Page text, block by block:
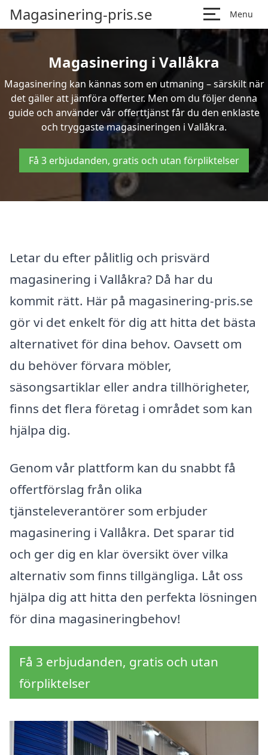
Magasinering-pris.se Menu
Magasinering i Vallåkra
Magasinering kan kännas som en utmaning – särskilt när
det gäller att jämföra offerter. Men om du följer denna
guide och använder vår offerttjänst får du den enklaste
och tryggaste magasineringen i Vallåkra.
Få 3 erbjudanden, gratis och utan förpliktelser
Letar du efter pålitlig och prisvärd
magasinering i Vallåkra? Då har du
kommit rätt. Här på magasinering-pris.se
gör vi det enkelt för dig att hitta det bästa
alternativet för dina behov. Oavsett om
du behöver förvara möbler,
säsongsartiklar eller andra tillhörigheter,
finns det flera företag i området som kan
hjälpa dig.
Genom vår plattform kan du snabbt få
offertförslag från olika
tjänsteleverantörer som erbjuder
magasinering i Vallåkra. Det sparar tid
och ger dig en klar översikt över vilka
alternativ som finns tillgängliga. Låt oss
hjälpa dig att hitta den perfekta lösningen
för dina magasineringbehov!
Få 3 erbjudanden, gratis och utan
förpliktelser